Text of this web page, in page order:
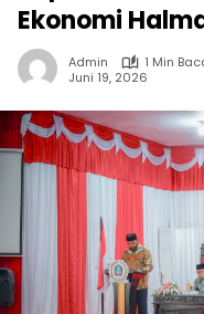
Ekonomi
Admin
1 Min
Juni 19, 2026